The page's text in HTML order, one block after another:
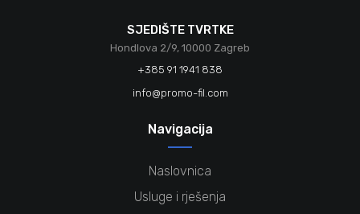
SJEDIŠTE TVRTKE
Hondlova 2/9, 10000 Zagreb
+385 91 1941 838
info@promo-fil.com
Navigacija
Naslovnica
Usluge i rješenja